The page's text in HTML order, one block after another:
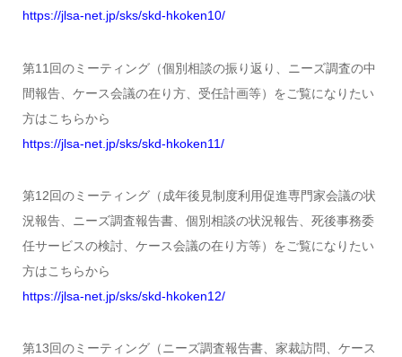
https://jlsa-net.jp/sks/skd-hkoken10/
第11回のミーティング（個別相談の振り返り、ニーズ調査の中
間報告、ケース会議の在り方、受任計画等）をご覧になりたい
方はこちらから
https://jlsa-net.jp/sks/skd-hkoken11/
第12回のミーティング（成年後見制度利用促進専門家会議の状
況報告、ニーズ調査報告書、個別相談の状況報告、死後事務委
任サービスの検討、ケース会議の在り方等）をご覧になりたい
方はこちらから
https://jlsa-net.jp/sks/skd-hkoken12/
第13回のミーティング（ニーズ調査報告書、家裁訪問、ケース